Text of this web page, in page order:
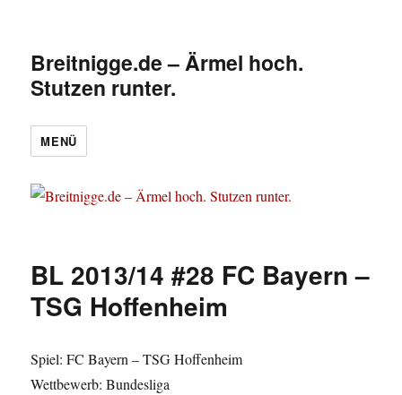
Breitnigge.de – Ärmel hoch.
Stutzen runter.
MENÜ
BL 2013/14 #28 FC Bayern –
TSG Hoffenheim
Spiel: FC Bayern – TSG Hoffenheim
Wettbewerb: Bundesliga